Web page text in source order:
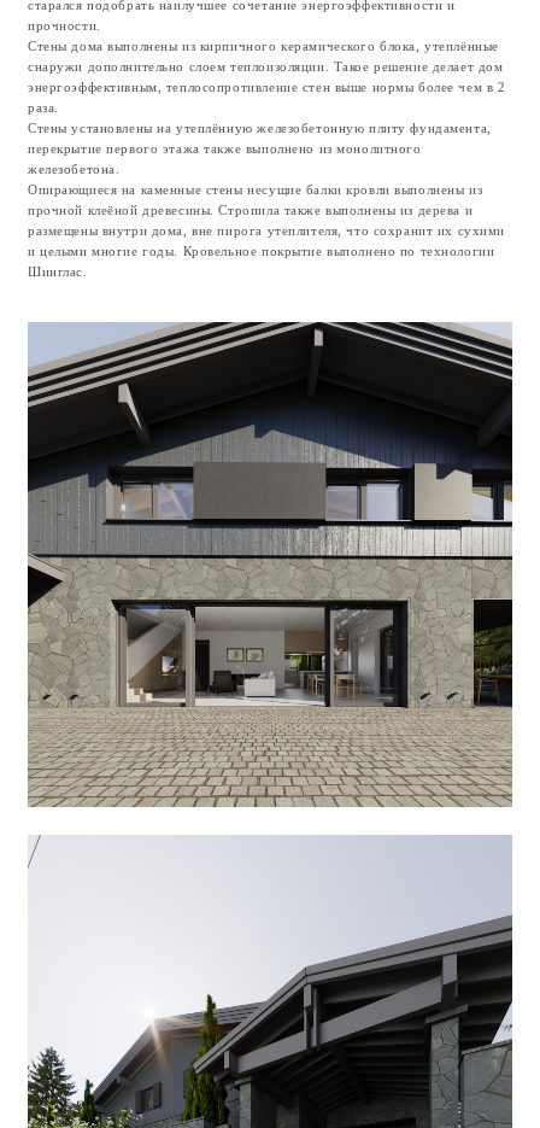
архитектуру дома, но и интерьер. Так, чтобы добиться максимальной
гармонии между внешним видом и организацией внутреннего
пространства.
Я выполнил дизайн интерьера максимально в светлых тонах и
дополнительно в качестве материала для мебели я использовал фактуры
светлого дерева. Я стремился получить простое, спокойное,
минималистичное пространство, без каменных фактур и тяжёлого люкса.
На втором этаже открытые стропила, подшитые доской, являются частью
интерьерной отделки, дающей спальням дополнительный загородный
вайб.